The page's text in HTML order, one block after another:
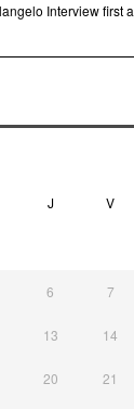
Interview first
J V
6 7
13 14
20 21